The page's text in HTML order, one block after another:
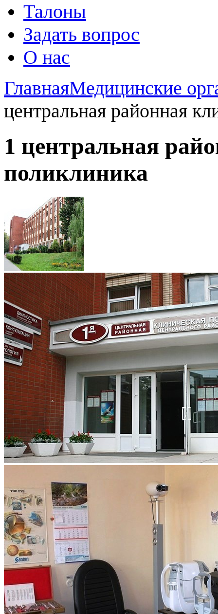
Талоны
Задать вопрос
О нас
ГлавнаяМедицинские
центральная районная
1 центральная
поликлиника